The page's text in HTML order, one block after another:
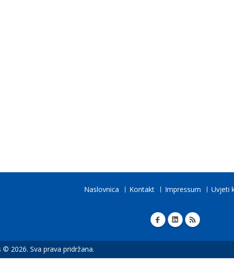
Naslovnica Kontakt Impressum Uvjeti
© 2026. Sva prava pridržana.